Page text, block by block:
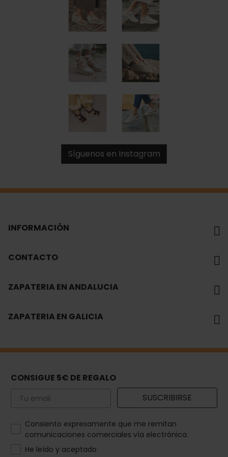
Síguenos en Instagram
INFORMACIÓN
CONTACTO
ZAPATERIA EN ANDALUCIA
ZAPATERIA EN GALICIA
CONSIGUE 5€ DE REGALO
Email SUSCRIBIRSE
How would you like to hear from us?
Consiento expresamente que me remitan
comunicaciones comerciales vía electrónica.
He leído y aceptado